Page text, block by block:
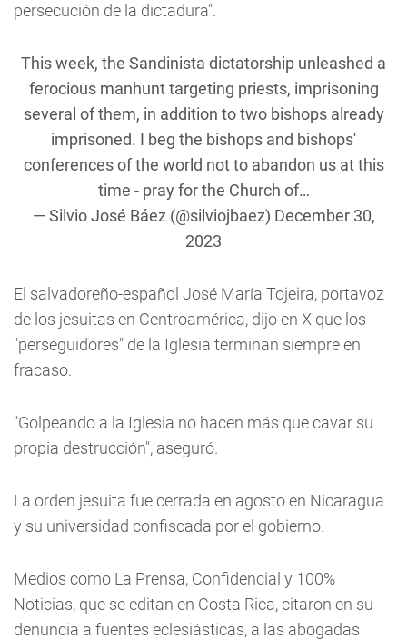
persecución de la dictadura".
This week, the Sandinista dictatorship unleashed a
ferocious manhunt targeting priests, imprisoning
several of them, in addition to two bishops already
imprisoned. I beg the bishops and bishops'
conferences of the world not to abandon us at this
time - pray for the Church of…
— Silvio José Báez (@silviojbaez) December 30,
2023
El salvadoreño-español José María Tojeira, portavoz
de los jesuitas en Centroamérica, dijo en X que los
"perseguidores" de la Iglesia terminan siempre en
fracaso.
"Golpeando a la Iglesia no hacen más que cavar su
propia destrucción", aseguró.
La orden jesuita fue cerrada en agosto en Nicaragua
y su universidad confiscada por el gobierno.
Medios como La Prensa, Confidencial y 100%
Noticias, que se editan en Costa Rica, citaron en su
denuncia a fuentes eclesiásticas, a las abogadas